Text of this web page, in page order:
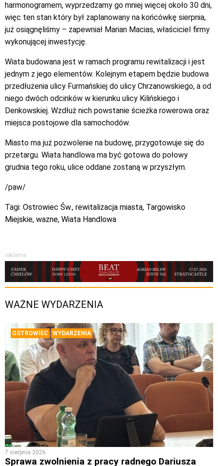
harmonogramem, wyprzedzamy go mniej więcej około 30 dni,
więc ten stan który był zaplanowany na końcówkę sierpnia,
już osiągnęliśmy – zapewniał Marian Macias, właściciel firmy
wykonującej inwestycję.
Wiata budowana jest w ramach programu rewitalizacji i jest
jednym z jego elementów. Kolejnym etapem będzie budowa
przedłużenia ulicy Furmańskiej do ulicy Chrzanowskiego, a od
niego dwóch odcinków w kierunku ulicy Kilińskiego i
Denkowskiej. Wzdłuż nich powstanie ścieżka rowerowa oraz
miejsca postojowe dla samochodów.
Miasto ma już pozwolenie na budowę, przygotowuje się do
przetargu. Wiata handlowa ma być gotowa do połowy
grudnia tego roku, ulice oddane zostaną w przyszłym.
/paw/
Tagi: Ostrowiec Św., rewitalizacja miasta, Targowisko
Miejskie, wazne, Wiata Handlowa
reklama
WAŻNE WYDARZENIA
OSTROWIEC WYDARZENIA
7 sierpnia 2026
Sprawa zwolnienia z pracy radnego Dariusza